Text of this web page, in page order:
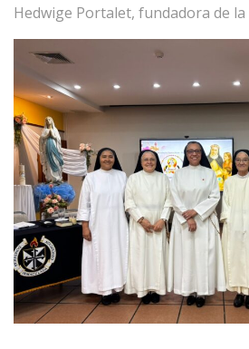
Hedwige Portalet, fundadora de